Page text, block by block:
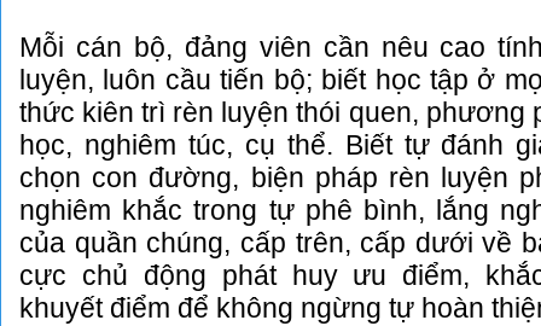
Mỗi cán bộ, đảng viên cần nêu cao
luyện, luôn cầu tiến bộ; biết học tập ở
thức kiên trì rèn luyện thói quen, phương
học, nghiêm túc, cụ thể. Biết tự đánh
chọn con đường, biện pháp rèn luyện
nghiêm khắc trong tự phê bình, lắng
của quần chúng, cấp trên, cấp dưới về
cực chủ động phát huy ưu điểm,
khuyết điểm để không ngừng tự hoàn